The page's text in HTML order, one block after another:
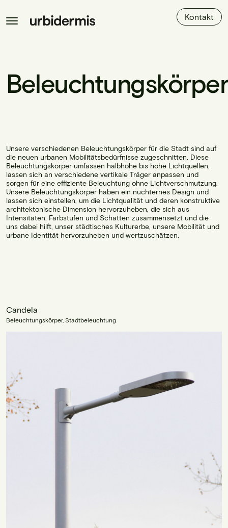
Kontakt
Beleuchtungskörper
Unsere verschiedenen Beleuchtungskörper für die Stadt sind auf
die neuen urbanen Mobilitätsbedürfnisse zugeschnitten. Diese
Beleuchtungskörper umfassen halbhohe bis hohe Lichtquellen,
lassen sich an verschiedene vertikale Träger anpassen und
sorgen für eine effiziente Beleuchtung ohne Lichtverschmutzung.
Unsere Beleuchtungskörper haben ein nüchternes Design und
lassen sich einstellen, um die Lichtqualität und deren konstruktive
architektonische Dimension hervorzuheben, die sich aus
Intensitäten, Farbstufen und Schatten zusammensetzt und die
uns dabei hilft, unser städtisches Kulturerbe, unsere Mobilität und
urbane Identität hervorzuheben und wertzuschätzen.
Candela
Beleuchtungskörper, Stadtbeleuchtung